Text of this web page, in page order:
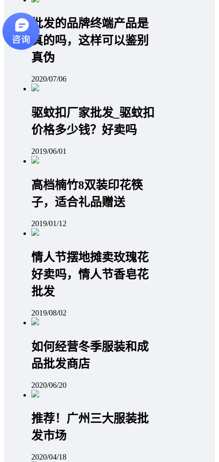
批发的品牌终端产品是
真的吗，这样可以鉴别
真伪
2020/07/06
驱蚊扣厂家批发_驱蚊扣
价格多少钱？好卖吗
2019/06/01
高档楠竹8双装印花筷
子，适合礼品赠送
2019/01/12
情人节摆地摊卖玫瑰花
好卖吗，情人节香皂花
批发
2019/08/02
如何经营冬季服装和成
品批发商店
2020/06/20
推荐！广州三大服装批
发市场
2020/04/18